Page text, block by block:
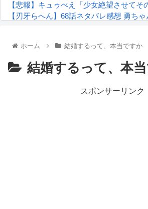
【悲報】キュゥべえ「少女絶望させて
【刃牙らへん】68話ネタバレ感想 勇ち
『進撃の巨人』で一番面白いところって
【画像】スト6女キャラの水着がエッチ
るろうに剣心 -明治剣客浪漫譚- 京都動乱
ホーム 結婚するって、本当ですか
結婚するって、本
スポンサーリンク